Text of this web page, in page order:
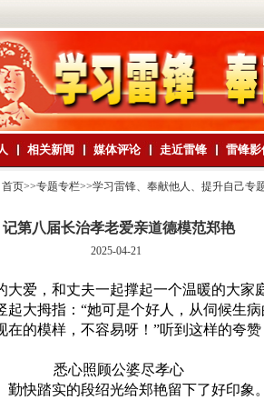
相关新闻 媒体评论 走近雷锋 雷锋影
首页>>专题专栏>>学习雷锋、奉献他人、提升自己专
记第八届长治孝老爱亲道德模范郑艳
2025-04-21
，和丈夫一起撑起一个温暖的大家
拇指：“她可是个好人，从伺候生
的模样，不容易呀！”听到这样的夸
悉心照顾公婆尽孝心
快踏实的段绍光给郑艳留下了好印象